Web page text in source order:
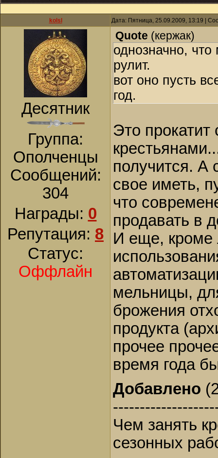
kolsl Дата: Пятница, 25.09.2009, 13:19 |
Десятник
Группа:
Ополченцы
Сообщений:
304
Награды: 0
Репутация: 8
Статус:
Оффлайн
Quote (кержак)
однозначно,
рулит.
вот оно пусть
год.
Это
получится. А
свое иметь,
что
продавать в
И еще, кроме
мельницы,
брожения
продукта
прочее
время года
Добавлено
Чем занять
сезонных